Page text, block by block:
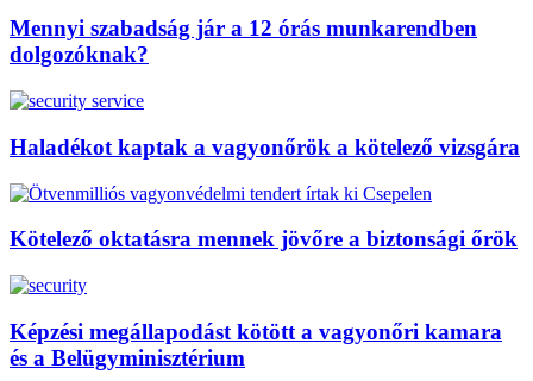
Mennyi szabadság jár a 12 órás munkarendben
dolgozóknak?
Haladékot kaptak a vagyonőrök a kötelező vizsgára
Kötelező oktatásra mennek jövőre a biztonsági őrök
Képzési megállapodást kötött a vagyonőri kamara
és a Belügyminisztérium